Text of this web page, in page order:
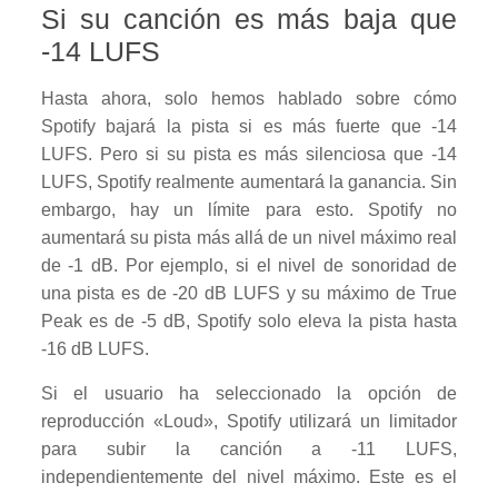
Si su canción es más baja que
-14 LUFS
Hasta ahora, solo hemos hablado sobre cómo
Spotify bajará la pista si es más fuerte que -14
LUFS. Pero si su pista es más silenciosa que -14
LUFS, Spotify realmente aumentará la ganancia. Sin
embargo, hay un límite para esto. Spotify no
aumentará su pista más allá de un nivel máximo real
de -1 dB. Por ejemplo, si el nivel de sonoridad de
una pista es de -20 dB LUFS y su máximo de True
Peak es de -5 dB, Spotify solo eleva la pista hasta
-16 dB LUFS.
Si el usuario ha seleccionado la opción de
reproducción «Loud», Spotify utilizará un limitador
para subir la canción a -11 LUFS,
independientemente del nivel máximo. Este es el